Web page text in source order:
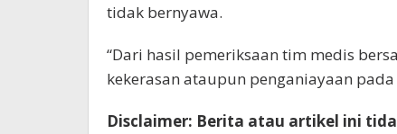
tidak bernyawa.
“Dari hasil pemeriksaan tim medis
kekerasan ataupun penganiayaan
Disclaimer: Berita atau artikel ini